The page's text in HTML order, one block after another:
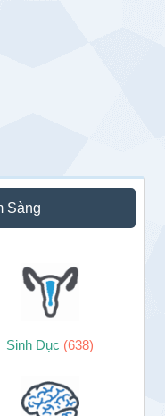
Sàng
Sinh Dục (638)